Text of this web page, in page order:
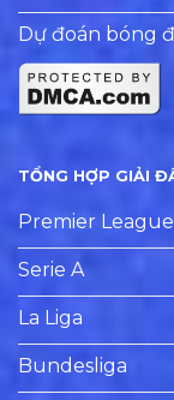
Dự đoán bóng
TỔNG HỢP GIẢI
Premier League
Serie A
La Liga
Bundesliga